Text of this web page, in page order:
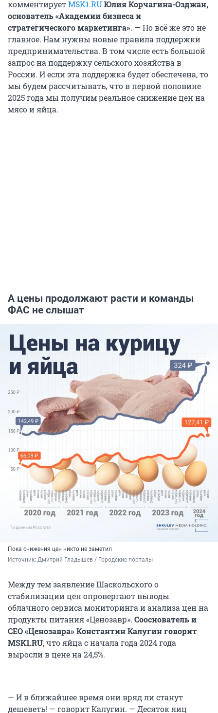
комментируетMSK1.RUЮлия Корчагина-Озджан,
основатель «Академии бизнеса и
стратегического маркетинга». — Но всё же это не
главное. Нам нужны новые правила поддержки
предпринимательства. В том числе есть большой
запрос на поддержку сельского хозяйства в
России. И если эта поддержка будет обеспечена, то
мы будем рассчитывать, что в первой половине
2025 года мы получим реальное снижение цен на
мясо и яйца.
А цены продолжают расти и команды
ФАС не слышат
Пока снижения цен никто не заметил
Источник: Дмитрий Гладышев / Городские порталы
Между тем заявление Шаскольского о
стабилизации цен опровергают выводы
облачного сервиса мониторинга и анализа цен на
продукты питания «Ценозавр». Сооснователь и
CEO «Ценозавра» Константин Калугин говорит
MSK1.RU, что яйца с начала года 2024 года
выросли в цене на 24,5%.
— И в ближайшее время они вряд ли станут
дешеветь! — говорит Калугин. — Десяток яиц